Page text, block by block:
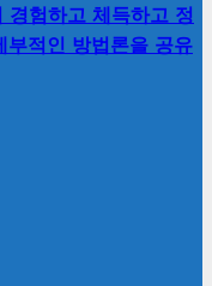
경험하고 체득하고 정
부적인 방법론을 공유